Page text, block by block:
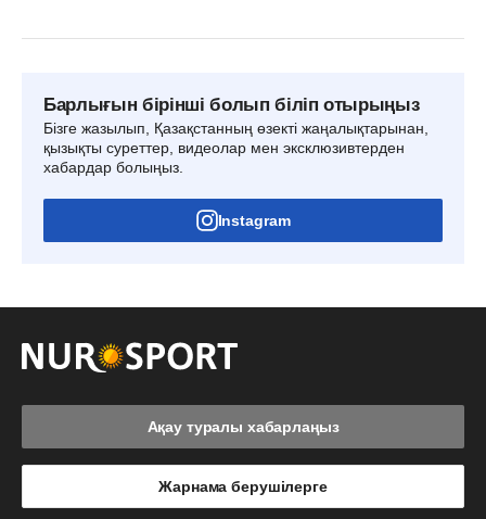
Барлығын бірінші болып біліп отырыңыз
Бізге жазылып, Қазақстанның өзекті жаңалықтарынан,
қызықты суреттер, видеолар мен эксклюзивтерден
хабардар болыңыз.
Instagram
Ақау туралы хабарлаңыз
Жарнама берушілерге